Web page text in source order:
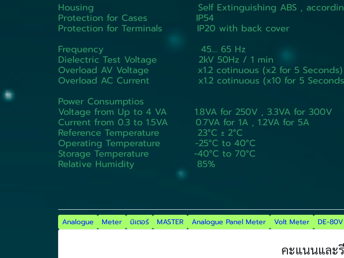
Housing Self Extinguishing ABS , according
Protection for Cases IP54
Protection for Terminals IP20 with back cover
Frequency 45.... 65 Hz
Dielectric Test Voltage 2kV 50Hz / 1 min
Overload AV Voltage x1.2 cotinuous (x2 for 5 Seconds)
Overload AC Current x1.2 cotinuous (x10 for 5
Power Consumptios
Voltage from Up to 4 VA 1.8VA for 250V , 3.3VA for 300V
Current from 0.3 to 1.5VA 0.7VA for 1A , 1.2VA for 5A
Reference Temperature 23°C ± 2°C
Operating Temperature -25°C to 40°C
Storage Temperature -40°C to 70°C
Relative Humidity 85%
Analogue Meter มิเตอร์ MASTER Analogue Panel Meter Volt Meter DE-80V
คะแนนและ